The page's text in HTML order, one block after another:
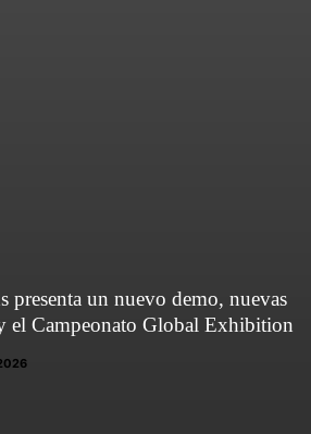
presenta un nuevo demo, nuevas
el Campeonato Global Exhibition